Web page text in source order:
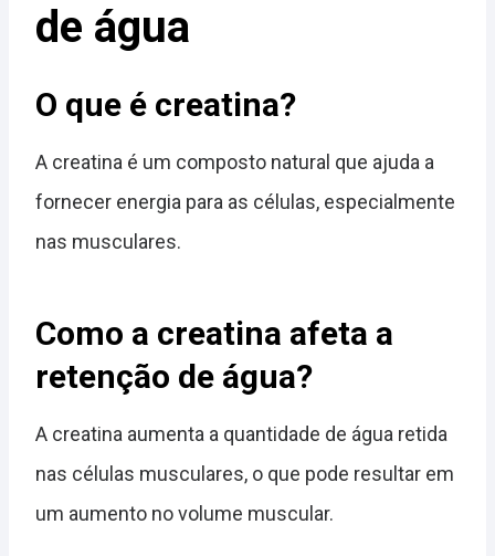
de água
O que é creatina?
A creatina é um composto natural que ajuda a
fornecer energia para as células, especialmente
nas musculares.
Como a creatina afeta a
retenção de água?
A creatina aumenta a quantidade de água retida
nas células musculares, o que pode resultar em
um aumento no volume muscular.